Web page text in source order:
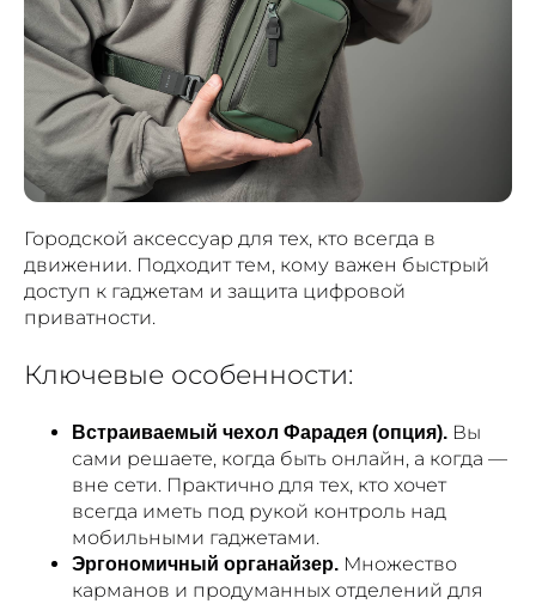
Городской аксессуар для тех, кто всегда в
движении. Подходит тем, кому важен быстрый
доступ к гаджетам и защита цифровой
приватности.
Ключевые особенности:
Встраиваемый чехол Фарадея (опция). Вы
сами решаете, когда быть онлайн, а когда —
вне сети. Практично для тех, кто хочет
всегда иметь под рукой контроль над
мобильными гаджетами.
Эргономичный органайзер. Множество
карманов и продуманных отделений для